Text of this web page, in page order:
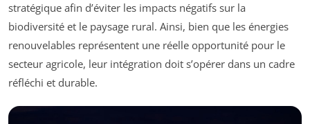
stratégique afin d’éviter les impacts négatifs sur la
biodiversité et le paysage rural. Ainsi, bien que les énergies
renouvelables représentent une réelle opportunité pour le
secteur agricole, leur intégration doit s’opérer dans un cadre
réfléchi et durable.